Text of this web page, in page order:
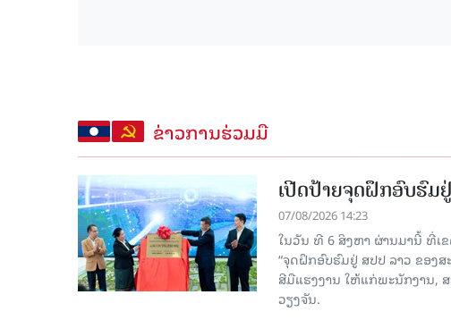
ຂ່າວການຮ່ວມມື
ເປີດປ້າຍຈຸດຝຶກອົບຮົມ
07/08/2026 14:23
ໃນວັນ ທີ 6 ສິງຫາ ຜ່ານມານີ້ ທີ່ເ
“ຈຸດຝຶກອົບຮົມຢູ່ ສປປ ລາວ ຂອງ
ສີມືແຮງງານ ໃຫ້ແກ່ພະນັກງານ,
ວຽງຈັນ.